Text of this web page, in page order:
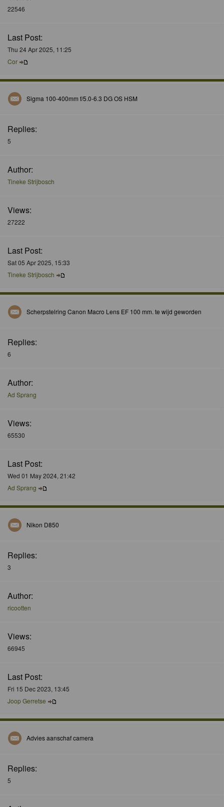
22546
Last Post:
Thu 24 Apr 2025, 11:25
Cor
Sigma 100-400mm f/5.0-6.3 DG OS HSM
Replies:
5
Author:
Tineke Strijbosch
Views:
27222
Last Post:
Sat 05 Apr 2025, 15:33
Tineke Strijbosch
Scherpstelring Canon Macro Lens EF 100 mm. te wijd geworden
Replies:
6
Author:
Ad Sprang
Views:
65530
Last Post:
Wed 01 May 2024, 21:42
Ad Sprang
Nikon D850
Replies:
3
Author:
ricootten
Views:
66945
Last Post:
Fri 15 Dec 2023, 13:45
Joop Gerretse
Advies aanschaf camera
Replies:
5